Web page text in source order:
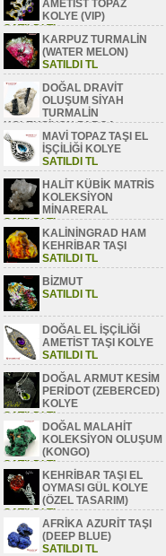
AMETİST TOPAZ
KOLYE (VIP)
SATILDI TL
KARPUZ TURMALİN
(WATER MELON)
SATILDI TL
DOĞAL DRAVİT
OLUŞUM SİYAH
TURMALİN
KOLEKSİYON PARÇA
SATILDI TLMAVİ TOPAZ TAŞI EL
İŞÇİLİĞİ KOLYE
SATILDI TL
HALİT KÜBİK MATRİS
KOLEKSİYON
MİNARERAL
SATILDI TL
KALİNİNGRAD HAM
KEHRİBAR TAŞI
SATILDI TL
BİZMUT
SATILDI TL
DOĞAL EL İŞÇİLİĞİ
AMETİST TAŞI KOLYE
SATILDI TL
DOĞAL ARMUT KESİM
PERİDOT (ZEBERCED)
KOLYE
SATILDI TL
DOĞAL MALAHİT
KOLEKSİYON OLUŞUM
(KONGO)
SATILDI TL
KEHRİBAR TAŞI EL
OYMASI GÜL KOLYE
(ÖZEL TASARIM)
SATILDI TL
AFRİKA AZURİT TAŞI
(DEEP BLUE)
SATILDI TL